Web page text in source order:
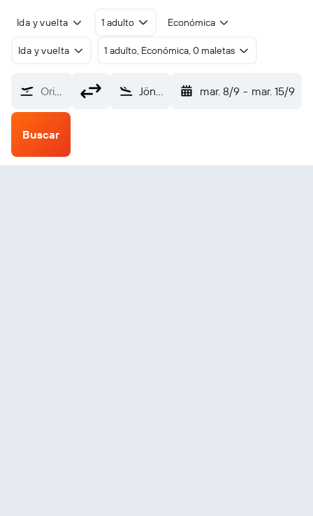
Ida y vuelta 1 adulto Económica
Ida y vuelta 1 adulto, Económica, 0 maletas
Origen Jönköping Axamo (JKG) mar. 8/9 - mar. 15/9
Buscar